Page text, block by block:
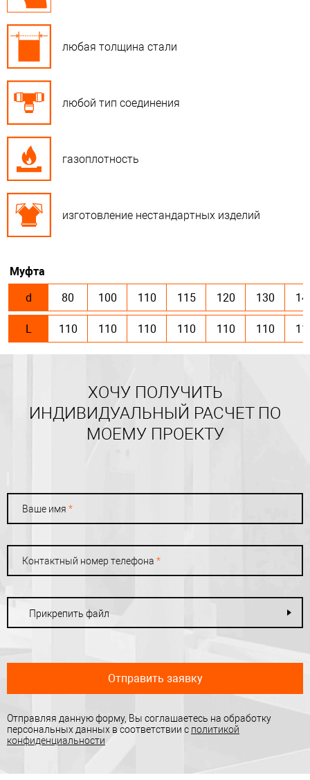
любая толщина стали
любой тип соединения
газоплотность
изготовление нестандартных изделий
Муфта
d
80 100 110 115 120 130
L 110 110 110 110 110 110
ХОЧУ ПОЛУЧИТЬ
ИНДИВИДУАЛЬНЫЙ РАСЧЕТ ПО
МОЕМУ ПРОЕКТУ
Ваше имя *
Контактный номер телефона *
Прикрепить файл
Отправить заявку
Отправляя данную форму, Вы соглашаетесь на обработку
персональных данных в соответствии с политикой
конфиденциальности